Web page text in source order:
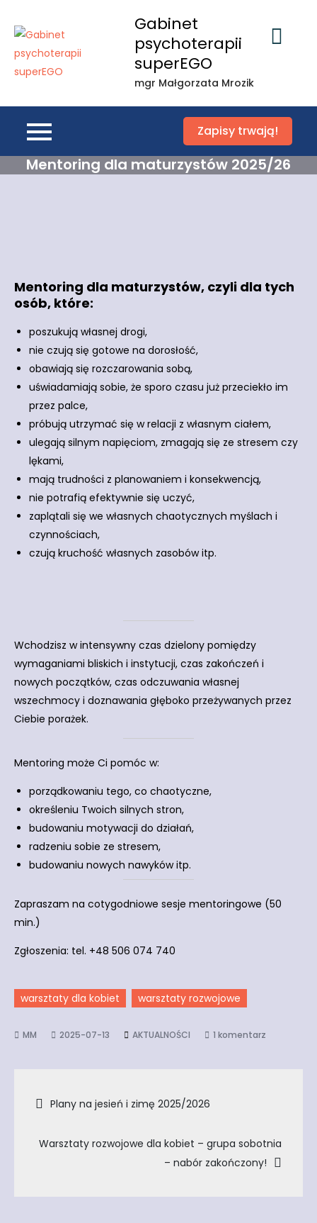
content
Gabinet
psychoterapii
superEGO
mgr Małgorzata Mrozik
Zapisy trwają!
Mentoring dla maturzystów 2025/26
Mentoring dla maturzystów, czyli dla tych
osób, które:
poszukują własnej drogi,
nie czują się gotowe na dorosłość,
obawiają się rozczarowania sobą,
uświadamiają sobie, że sporo czasu już przeciekło im
przez palce,
próbują utrzymać się w relacji z własnym ciałem,
ulegają silnym napięciom, zmagają się ze stresem czy
lękami,
mają trudności z planowaniem i konsekwencją,
nie potrafią efektywnie się uczyć,
zaplątali się we własnych chaotycznych myślach i
czynnościach,
czują kruchość własnych zasobów itp.
Wchodzisz w intensywny czas dzielony pomiędzy
wymaganiami bliskich i instytucji, czas zakończeń i
nowych początków, czas odczuwania własnej
wszechmocy i doznawania głęboko przeżywanych przez
Ciebie porażek.
Mentoring może Ci pomóc w:
porządkowaniu tego, co chaotyczne,
określeniu Twoich silnych stron,
budowaniu motywacji do działań,
radzeniu sobie ze stresem,
budowaniu nowych nawyków itp.
Zapraszam na cotygodniowe sesje mentoringowe (50
min.)
Zgłoszenia: tel. +48 506 074 740
warsztaty dla kobiet warsztaty rozwojowe
2025-07-13 AKTUALNOŚCI 1 komentarz
Nawigacja
wpisu
Plany na jesień i zimę 2025/2026
Warsztaty rozwojowe dla kobiet – grupa sobotnia
– nabór zakończony!